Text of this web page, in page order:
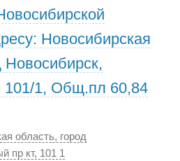
Новосибирская
Новосибирск,
101/1, Общ.пл 60,84
область, город
пр кт, 101 1